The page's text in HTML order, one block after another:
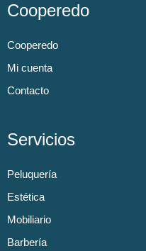
Cooperedo
Cooperedo
Mi cuenta
Contacto
Servicios
Peluquería
Estética
Mobiliario
Barbería